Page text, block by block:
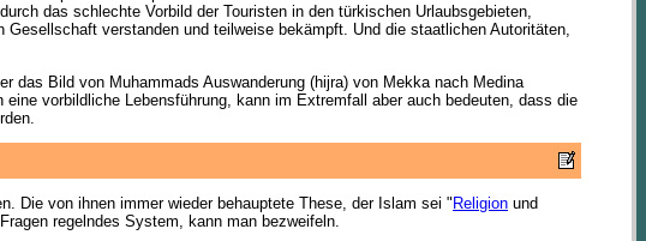
das schlechte Vorbild der Touristen in den türkischen Urlaubsgebieten,
verstanden und teilweise bekämpft. Und die staatlichen Autoritäten,
das Bild von Muhammads Auswanderung (hijra) von Mekka nach Medina
vorbildliche Lebensführung, kann im Extremfall aber auch bedeuten, dass die
Die von ihnen immer wieder behauptete These, der Islam sei " Religion und
regelndes System, kann man bezweifeln.